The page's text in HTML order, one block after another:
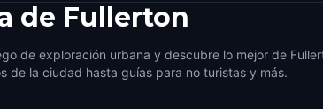
de Fullerton
de exploración urbana y descubre lo mejor de
de la ciudad hasta guías para no turistas y más.